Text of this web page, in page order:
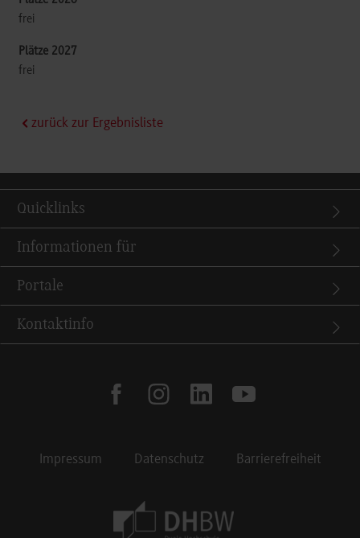
frei
frei
zurück zur Ergebnisliste
Quicklinks
Informationen für
Portale
Kontaktinfo
facebookinstagramlinkedinyoutube
Impressum Datenschutz Barrierefreiheit